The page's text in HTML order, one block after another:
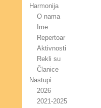
Harmonija
O nama
Ime
Repertoar
Aktivnosti
Rekli su
Članice
Nastupi
2026
2021-2025